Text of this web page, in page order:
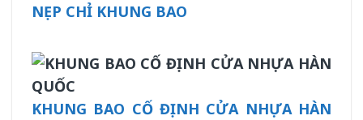
NẸP CHỈ KHUNG BAO
KHUNG BAO CỐ ĐỊNH CỬA NHỰA HÀN